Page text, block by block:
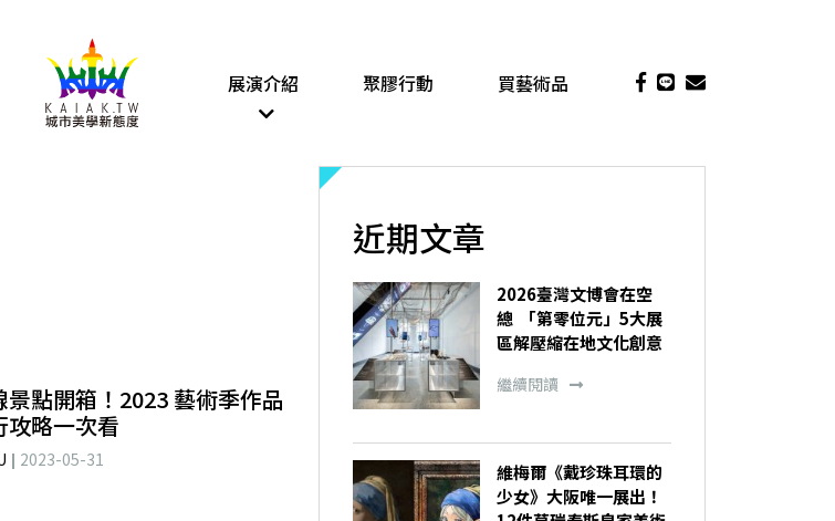
展演介紹 聚膠行動 買藝術品
點開箱！2023 藝術季作品
攻略一次看
2023-05-31
近期文章
2026臺灣文博會在空
總 「第零位元」5大展
區解壓縮在地文化創意
繼續閱讀
維梅爾《戴珍珠耳環的
少女》大阪唯一展出！